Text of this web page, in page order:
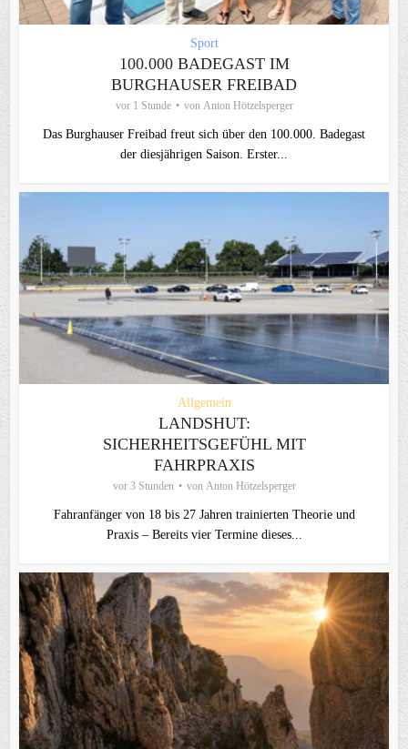
Sport
100.000 BADEGAST IM
BURGHAUSER FREIBAD
vor 1 Stunde von Anton Hötzelsperger
Das Burghauser Freibad freut sich über den 100.000. Badegast
der diesjährigen Saison. Erster...
Allgemein
LANDSHUT:
SICHERHEITSGEFÜHL MIT
FAHRPRAXIS
vor 3 Stunden von Anton Hötzelsperger
Fahranfänger von 18 bis 27 Jahren trainierten Theorie und
Praxis – Bereits vier Termine dieses...